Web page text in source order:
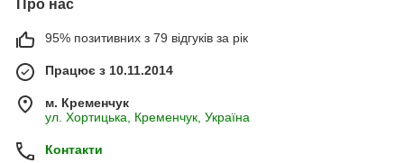
Про нас
95% позитивних з 79 відгуків за рік
Працює з 10.11.2014
м. Кременчук
ул. Хортицька, Кременчук, Україна
Контакти